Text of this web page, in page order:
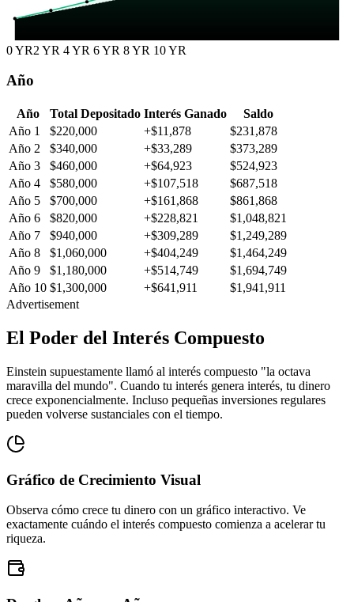
0 YR2 YR 4 YR 6 YR 8 YR 10 YR
Año
Año Total Depositado Interés Ganado
Saldo
Año 1
$220,000 +$11,878
$231,878
Año 2
$340,000 +$33,289
$373,289
Año 3
$460,000 +$64,923
$524,923
Año 4
$580,000 +$107,518
$687,518
Año 5
$700,000 +$161,868
$861,868
Año 6
$820,000 +$228,821
$1,048,821
Año 7
$940,000 +$309,289
$1,249,289
Año 8
$1,060,000 +$404,249
$1,464,249
Año 9
$1,180,000 +$514,749
$1,694,749
Año 10 $1,300,000 +$641,911
$1,941,911
Advertisement
El Poder del Interés Compuesto
Einstein supuestamente llamó al interés compuesto "la octava
maravilla del mundo". Cuando tu interés genera interés, tu dinero
crece exponencialmente. Incluso pequeñas inversiones regulares
pueden volverse sustanciales con el tiempo.
Gráfico de Crecimiento Visual
Observa cómo crece tu dinero con un gráfico interactivo. Ve
exactamente cuándo el interés compuesto comienza a acelerar tu
riqueza.